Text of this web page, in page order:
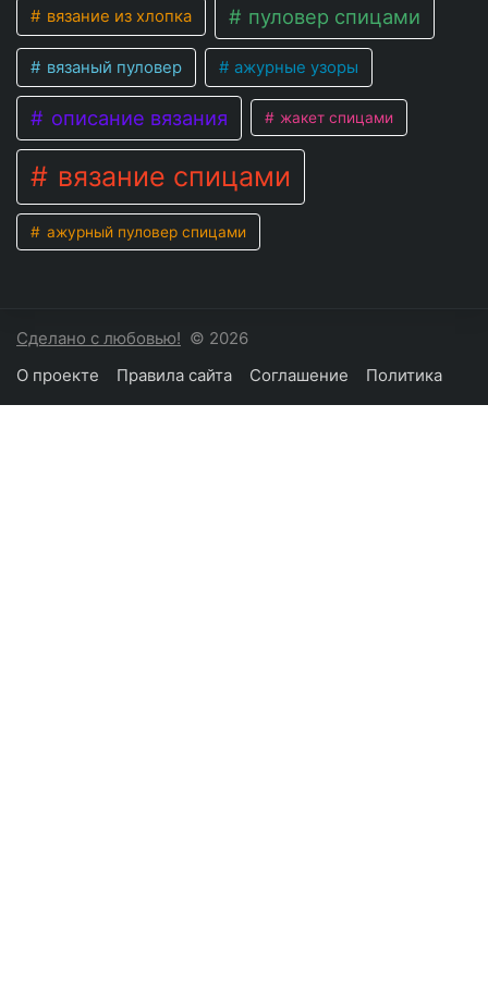
вязание из хлопка пуловер спицами
вязаный пуловер ажурные узоры
описание вязания жакет спицами
вязание спицами
ажурный пуловер спицами
Сделано с любовью! © 2026
О проекте
Правила сайта Соглашение Политика